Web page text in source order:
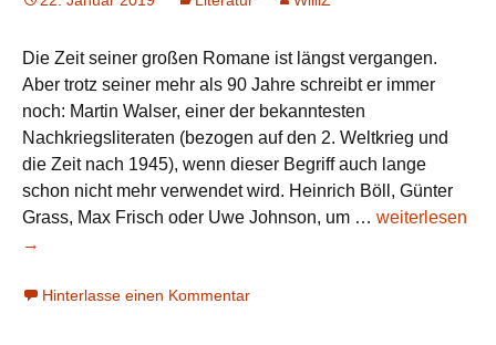
Geliebte
Die Zeit seiner großen Romane ist längst vergangen.
Aber trotz seiner mehr als 90 Jahre schreibt er immer
noch: Martin Walser, einer der bekanntesten
Nachkriegsliteraten (bezogen auf den 2. Weltkrieg und
die Zeit nach 1945), wenn dieser Begriff auch lange
schon nicht mehr verwendet wird. Heinrich Böll, Günter
Grass, Max Frisch oder Uwe Johnson, um … Martin
weiterlesen
→
Hinterlasse einen Kommentar